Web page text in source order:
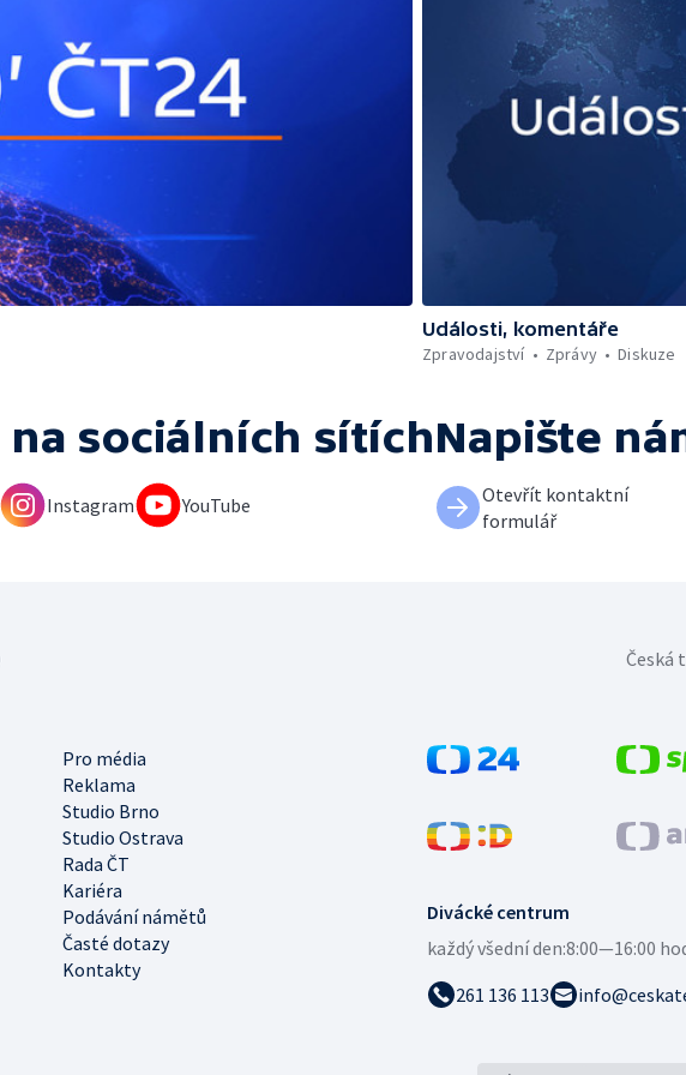
Události, komentáře
Zpravodajství
Zprávy Diskuze
na sociálních sítích
Instagram YouTube
Napište
Otevřít kontaktní
formulář
Divácké centrum
každý všední den:8:00—16:00
261 136 113
Pro média
Reklama
Studio Brno
Studio Ostrava
Rada ČT
Kariéra
Podávání námětů
Časté dotazy
Kontakty
Česká